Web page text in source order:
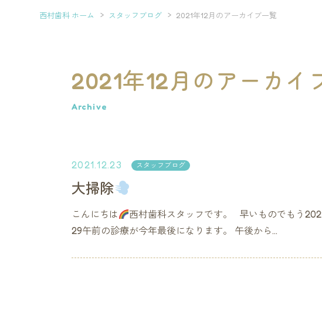
西村歯科 ホーム スタッフブログ 2021年12月のアーカイブ一覧
2021年12月のアーカイ
Archive
2021.12.23 スタッフブログ
大掃除
こんにちは
西村歯科スタッフです。 早いものでもう
29午前の診療が今年最後になります。 午後から...